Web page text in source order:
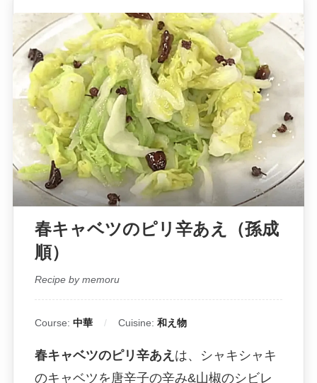
春キャベツのピリ辛あえ（孫成
順）
Recipe by memoru
Course: 中華 Cuisine: 和え物
春キャベツのピリ辛あえ は、シャキシャキ
のキャベツを唐辛子の辛み&山椒のシビレ